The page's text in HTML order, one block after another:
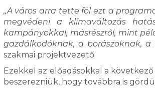
„A város arra tette föl ezt a
megvédeni a klímaváltozás
kampányokkal, másrészről, mint
gazdálkodóknak, a borászoknak, a
szakmai projektvezető.
Ezekkel az előadásokkal a
beszerezniük, hogy továbbra is